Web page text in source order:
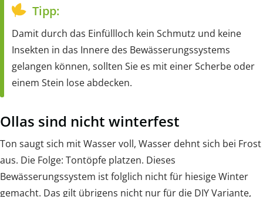
Tipp:
Damit durch das Einfüllloch kein Schmutz und keine
Insekten in das Innere des Bewässerungssystems
gelangen können, sollten Sie es mit einer Scherbe oder
einem Stein lose abdecken.
Ollas sind nicht winterfest
Ton saugt sich mit Wasser voll, Wasser dehnt sich bei Frost
aus. Die Folge: Tontöpfe platzen. Dieses
Bewässerungssystem ist folglich nicht für hiesige Winter
gemacht. Das gilt übrigens nicht nur für die DIY Variante,